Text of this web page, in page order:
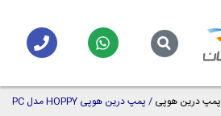
پمپ درین هوپی / پمپ درین هوپی HOPPY مدل PC